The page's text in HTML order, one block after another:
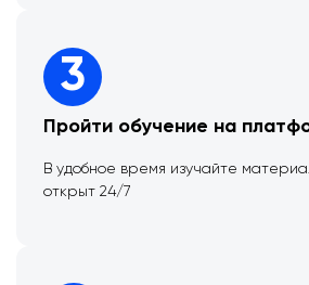
3
Пройти обучение на
В удобное время изучайте
открыт 24/7